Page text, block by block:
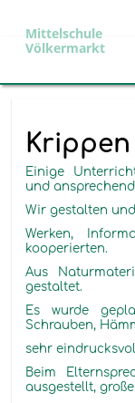
Mittelschule
Völkermarkt
Krippen
Einige
und
Wir gestalten
Werken,
kooperierten.
Aus
gestaltet.
Es wurde
Schrauben,
sehr
Beim
ausgestellt,